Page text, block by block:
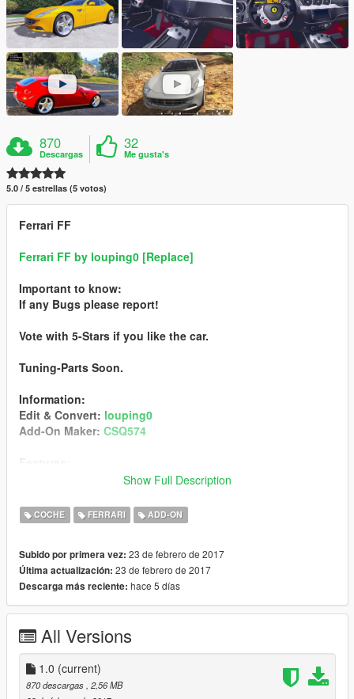
870
Descargas
32
Me gusta's
5.0 / 5 estrellas (5 votos)
Ferrari FF
Ferrari FF by louping0 [Replace]
Important to know:
If any Bugs please report!
Vote with 5-Stars if you like the car.
Tuning-Parts Soon.
Information:
Edit & Convert: louping0
Add-On Maker: CSQ574
- Two Spawn Colors (Yellow and Red)
Installation:
Dictory/mods/update/dlcpacks
2. Open: OpenIV
3. Turn: Edit Mode
4. Navigate to mods/update/update.rpf/common/data
6. Edit this File with an Notepad-Editor
7. Scroll down and add this Line
<Item>dlcpacks:\FFF\</Item>
8. Replace this "dlclist.xml" with the "dlclist.xml" in the folder
Show Full Description
COCHE FERRARI ADD-ON
Subido por primera vez: 23 de febrero de 2017
Última actualización: 23 de febrero de 2017
Descarga más reciente: hace 5 días
All Versions
1.0 (current)
870 descargas , 2,56 MB